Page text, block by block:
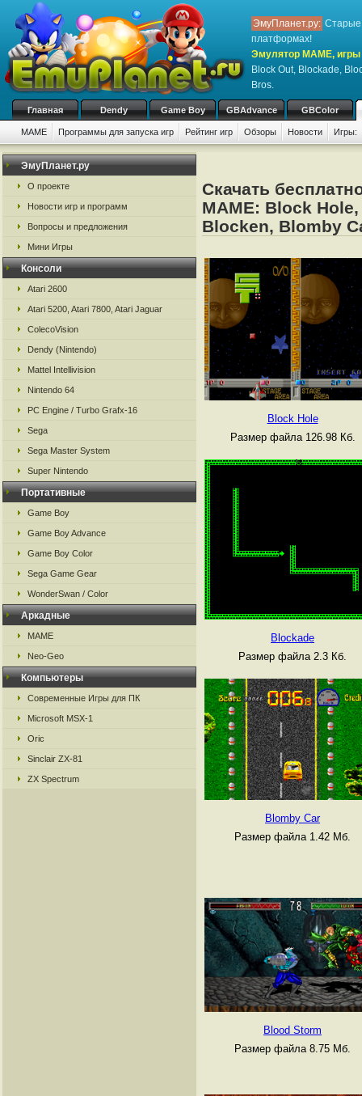
ЭмуПланет.ру: Старые
платформах!
Эмулятор MAME,
Block Out, Blockade,
Bros.
Главная Dendy Game Boy GBAdvance GBColor
MAME Программы для запуска игр Рейтинг игр Обзоры Новости Игры:
ЭмуПланет.ру
О проекте
Новости игр и программ
Вопросы и предложения
Мини Игры
Консоли
Atari 2600
Atari 5200, Atari 7800, Atari Jaguar
ColecoVision
Dendy (Nintendo)
Mattel Intellivision
Nintendo 64
PC Engine / Turbo Grafx-16
Sega
Sega Master System
Super Nintendo
Портативные
Game Boy
Game Boy Advance
Game Boy Color
Sega Game Gear
WonderSwan / Color
Аркадные
MAME
Neo-Geo
Компьютеры
Современные Игры для ПК
Microsoft MSX-1
Oric
Sinclair ZX-81
ZX Spectrum
Скачать
MAME: Block
Blocken, Blomby
Block Hole
Размер файла 126.98 Кб.
Blockade
Размер файла 2.3 Кб.
Blomby Car
Размер файла 1.42 Мб.
Blood Storm
Размер файла 8.75 Мб.